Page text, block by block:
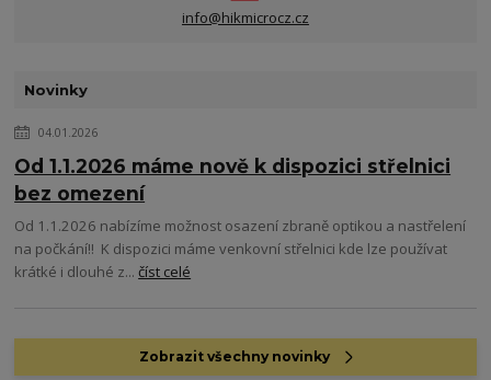
info@hikmicrocz.cz
Novinky
04.01.2026
Od 1.1.2026 máme nově k dispozici střelnici
bez omezení
Od 1.1.2026 nabízíme možnost osazení zbraně optikou a nastřelení
na počkání!! K dispozici máme venkovní střelnici kde lze používat
krátké i dlouhé z...číst celé
Zobrazit všechny novinky